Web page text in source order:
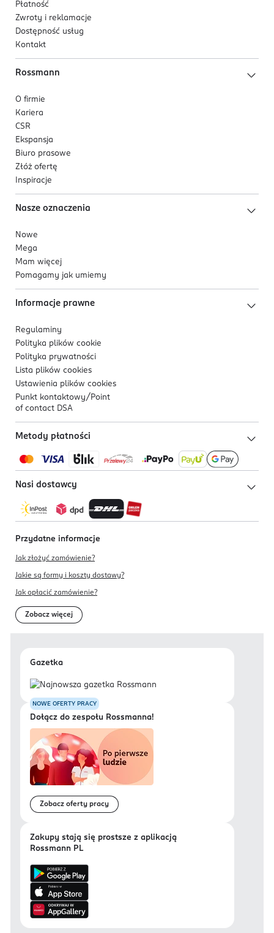
Płatność
Zwroty i reklamacje
Dostępność usług
Kontakt
Rossmann
O firmie
Kariera
CSR
Ekspansja
Biuro prasowe
Złóż ofertę
Inspiracje
Nasze oznaczenia
Nowe
Mega
Mam więcej
Pomagamy jak umiemy
Informacje prawne
Regulaminy
Polityka plików cookie
Polityka prywatności
Lista plików cookies
Ustawienia plików cookies
Punkt kontaktowy/ Point
of contact DSA
Metody płatności
Nasi dostawcy
Przydatne informacje
Jak złożyć zamówienie?
Jakie są formy i koszty dostawy?
Jak opłacić zamówienie?
Zobacz więcej
Gazetka
NOWE OFERTY PRACY
Dołącz do zespołu Rossmanna!
Zobacz oferty pracy
Zakupy stają się prostsze z aplikacją
Rossmann PL